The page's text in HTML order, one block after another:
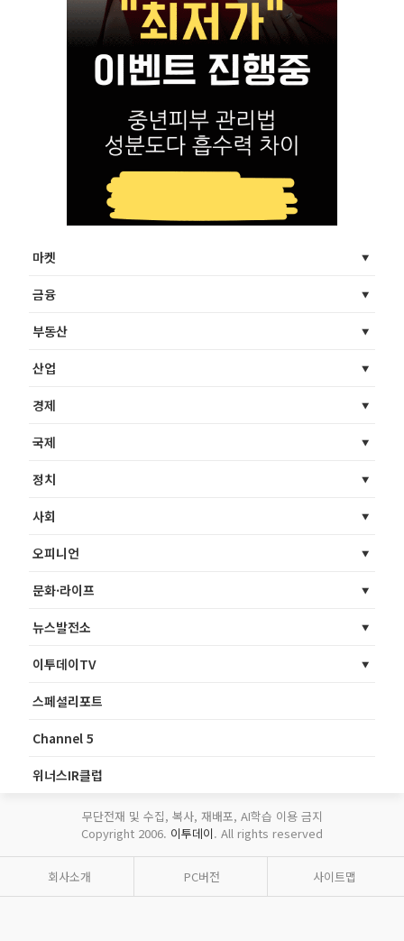
마켓
금융
부동산
산업
경제
국제
정치
사회
오피니언
문화·라이프
뉴스발전소
이투데이TV
스페셜리포트
Channel 5
위너스IR클럽
무단전재 및 수집, 복사, 재배포, AI학습 이용 금지
Copyright 2006. 이투데이. All rights reserved
회사소개 PC버전 사이트맵